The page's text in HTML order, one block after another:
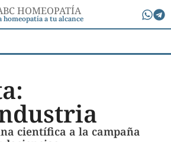
HOMEOPATÍA
homeopatía a tu alcance
científica a la campaña